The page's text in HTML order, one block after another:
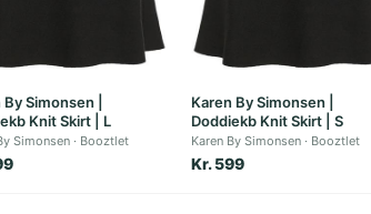
Simonsen |
Knit Skirt | L
Simonsen Booztlet
Karen By Simonsen |
Doddiekb Knit Skirt | S
Karen By Simonsen Booztlet
Kr. 599